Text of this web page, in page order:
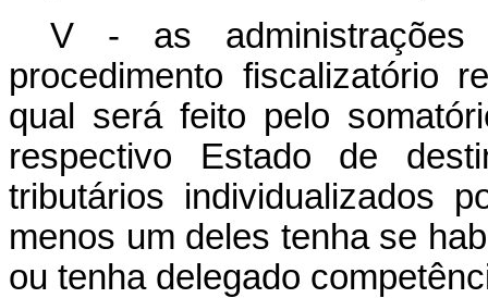
V - as
procedimento fiscalizatório
qual será feito pelo
respectivo Estado de
tributários individualizados
menos um deles tenha se
ou tenha delegado